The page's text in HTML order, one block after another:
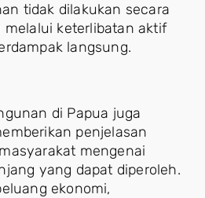
tidak dilakukan secara
melalui keterlibatan aktif
langsung.
di Papua juga
penjelasan
mengenai
yang dapat diperoleh.
ekonomi,